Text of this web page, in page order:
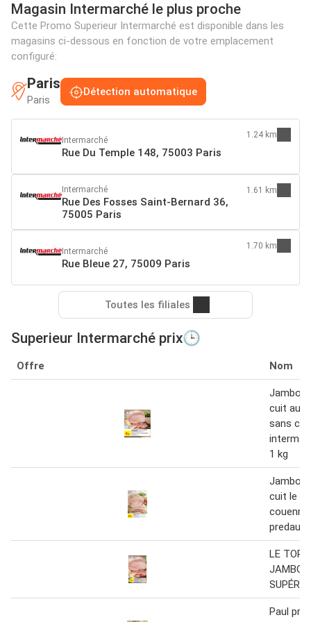
Magasin Intermarché le plus proche
Cette Promo Superieur Intermarché est disponible dans les
magasins ci-dessous en fonction de votre emplacement
configuré:
Paris
Paris
Détection automatique
Intermarché
Rue Du Temple 148, 75003 Paris
1.24 km
Intermarché
Rue Des Fosses Saint-Bernard 36,
75005 Paris
1.61 km
Intermarché
Rue Bleue 27, 75009 Paris
1.70 km
Toutes les filiales
Superieur Intermarché prix🕒
Offre Nom
Jambon
cuit au
sans
1 kg
Jambon
cuit le
couenne
predault
LE
JAMBON
Paul